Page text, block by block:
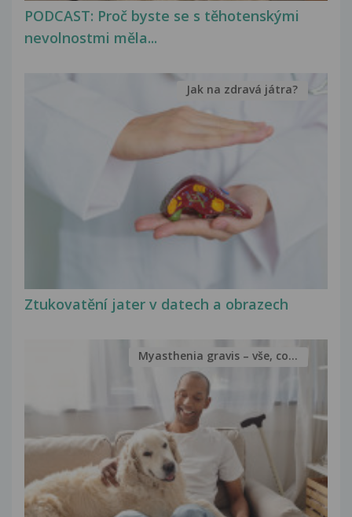
PODCAST: Proč byste se s těhotenskými
nevolnostmi měla...
Ztukovatění jater v datech a obrazech
Jak na zdravá játra?
Myasthenia gravis – vše, co...